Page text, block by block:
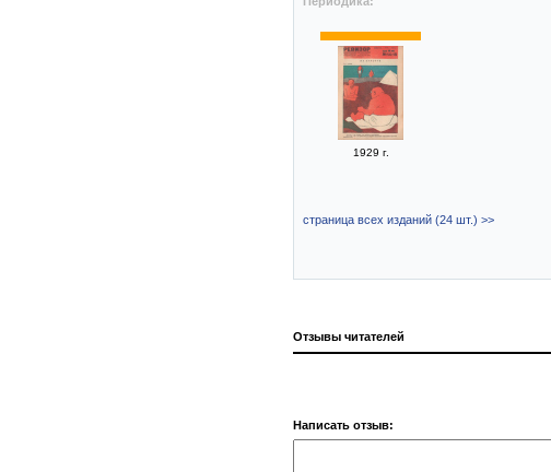
1929 г.
страница всех изданий (24 шт.) >>
Отзывы читателей
Написать отзыв: